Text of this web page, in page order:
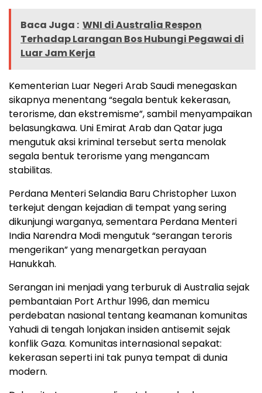
Baca Juga : WNI di Australia Respon
Terhadap Larangan Bos Hubungi Pegawai di
Luar Jam Kerja
Kementerian Luar Negeri Arab Saudi menegaskan
sikapnya menentang “segala bentuk kekerasan,
terorisme, dan ekstremisme”, sambil menyampaikan
belasungkawa. Uni Emirat Arab dan Qatar juga
mengutuk aksi kriminal tersebut serta menolak
segala bentuk terorisme yang mengancam
stabilitas.
Perdana Menteri Selandia Baru Christopher Luxon
terkejut dengan kejadian di tempat yang sering
dikunjungi warganya, sementara Perdana Menteri
India Narendra Modi mengutuk “serangan teroris
mengerikan” yang menargetkan perayaan
Hanukkah.
Serangan ini menjadi yang terburuk di Australia sejak
pembantaian Port Arthur 1996, dan memicu
perdebatan nasional tentang keamanan komunitas
Yahudi di tengah lonjakan insiden antisemit sejak
konflik Gaza. Komunitas internasional sepakat:
kekerasan seperti ini tak punya tempat di dunia
modern.